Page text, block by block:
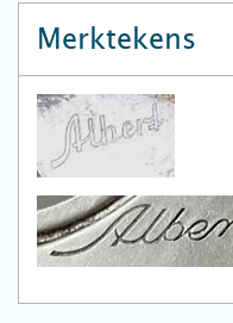
Merktekens